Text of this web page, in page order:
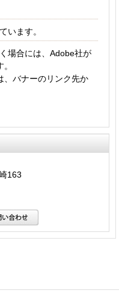
います。
場合には、Adobe社が
、バナーのリンク先か
163